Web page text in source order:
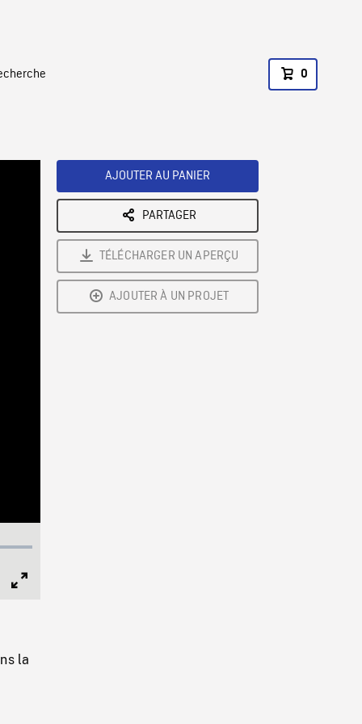
0
la
AJOUTER AU PANIER
PARTAGER
TÉLÉCHARGER UN APERÇU
AJOUTER À UN PROJET